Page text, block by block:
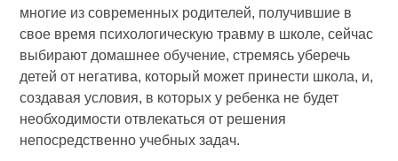
многие из современных родителей, получившие в
свое время психологическую травму в школе, сейчас
выбирают домашнее обучение, стремясь уберечь
детей от негатива, который может принести школа, и,
создавая условия, в которых у ребенка не будет
необходимости отвлекаться от решения
непосредственно учебных задач.